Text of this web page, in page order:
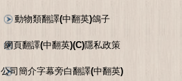
動物類翻譯(中翻英)鴿子
網頁翻譯(中翻英)(C)隱私政策
公司簡介字幕旁白翻譯(中翻英)